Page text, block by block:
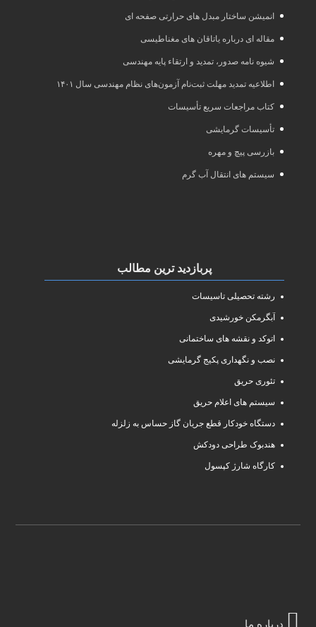
انمیشن ساختار مبدل های حرارتی صفحه ای
مقاله ای درباره یاتاقان های مغناطیسی
شیوه نامه صدور، تمدید و ارتقاء پایه مهندسی
اطلاعیه تمدید مهلت ثبت‌نام آزمون‌های نظام مهندسی سال ۱۴۰۱
کتاب مراجعات سریع تأسیسات
تأسیسات گرمایشی
بازرسی پیچ و مهره
سیستم های انتقال آب گرم
پربازدید ترین مطالب
رشته تحصیلی تاسیسات
آبگرمکن خورشیدی
اتوکد و نقشه های ساختمانی
نصب و نگهداری پکیج گرمایشی
تئوری حریق
سیستم های اعلام حریق
دستگاه خودکار قطع جریان گاز حساس به زلزله
هندبوک طراحی دودکش
کارگاه شارژ کپسول
درباره ما